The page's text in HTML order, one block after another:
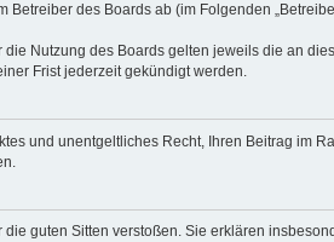
Betreiber des Boards ab (im Folgenden
Nutzung des Boards gelten jeweils die an
Frist jederzeit gekündigt werden.
und unentgeltliches Recht, Ihren Beitrag im
guten Sitten verstoßen. Sie erklären